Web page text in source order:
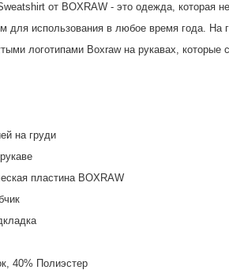
от BOXRAW - это одежда, которая
для использования в любое время года. На
логотипами Boxraw на рукавах, которые
на груди
пластина BOXRAW
40% Полиэстер